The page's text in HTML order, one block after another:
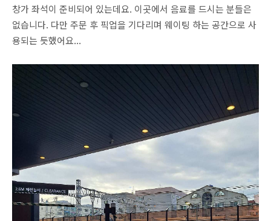
창가 좌석이 준비되어 있는데요. 이곳에서 음료를 드시는 분들은
없습니다. 다만 주문 후 픽업을 기다리며 웨이팅 하는 공간으로 사
용되는 듯했어요...